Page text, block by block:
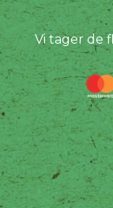
Vi tager de